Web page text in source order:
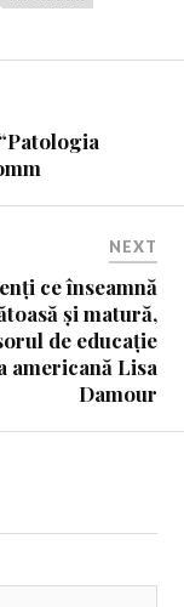
NEXT
ce înseamnă
și matură,
de educație
americană Lisa
Damour